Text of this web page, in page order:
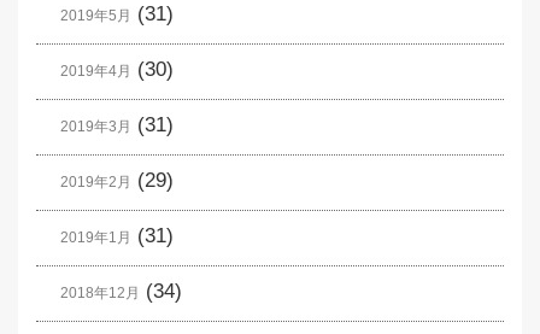
2019年5月 (31)
2019年4月 (30)
2019年3月 (31)
2019年2月 (29)
2019年1月 (31)
2018年12月 (34)